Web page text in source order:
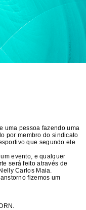
uma pessoa fazendo uma
por membro do sindicato
que segundo ele
evento, e qualquer
será feito através de
Carlos Maia.
fizemos um